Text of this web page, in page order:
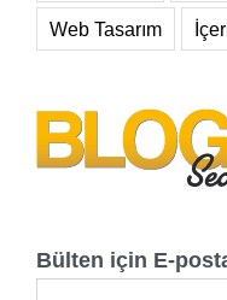
Web Tasarım
Bülten için E-